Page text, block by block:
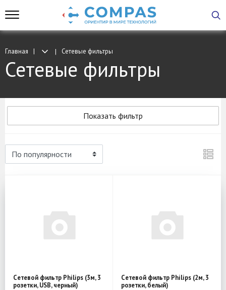
Главная Сетевые фильтры
Сетевые фильтры
Показать фильтр
Сетевой фильтр Philips (3м, 3
розетки, USB, черный)
Сетевой фильтр Philips (2м, 3
розетки, белый)